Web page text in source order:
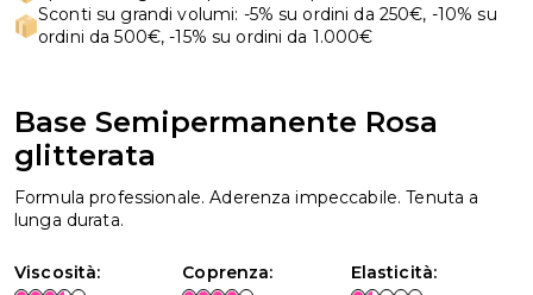
Sconti su grandi volumi: -5% su ordini da 250€, -10% su
ordini da 500€, -15% su ordini da 1.000€
Base Semipermanente Rosa
glitterata
Formula professionale. Aderenza impeccabile. Tenuta a
lunga durata.
Viscosità: Coprenza: Elasticità: